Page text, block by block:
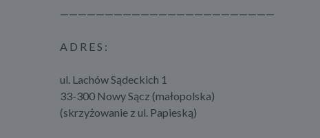
————————————————————————
A D R E S :
ul. Lachów Sądeckich 1
33-300 Nowy Sącz (małopolska)
(skrzyżowanie z ul. Papieską)